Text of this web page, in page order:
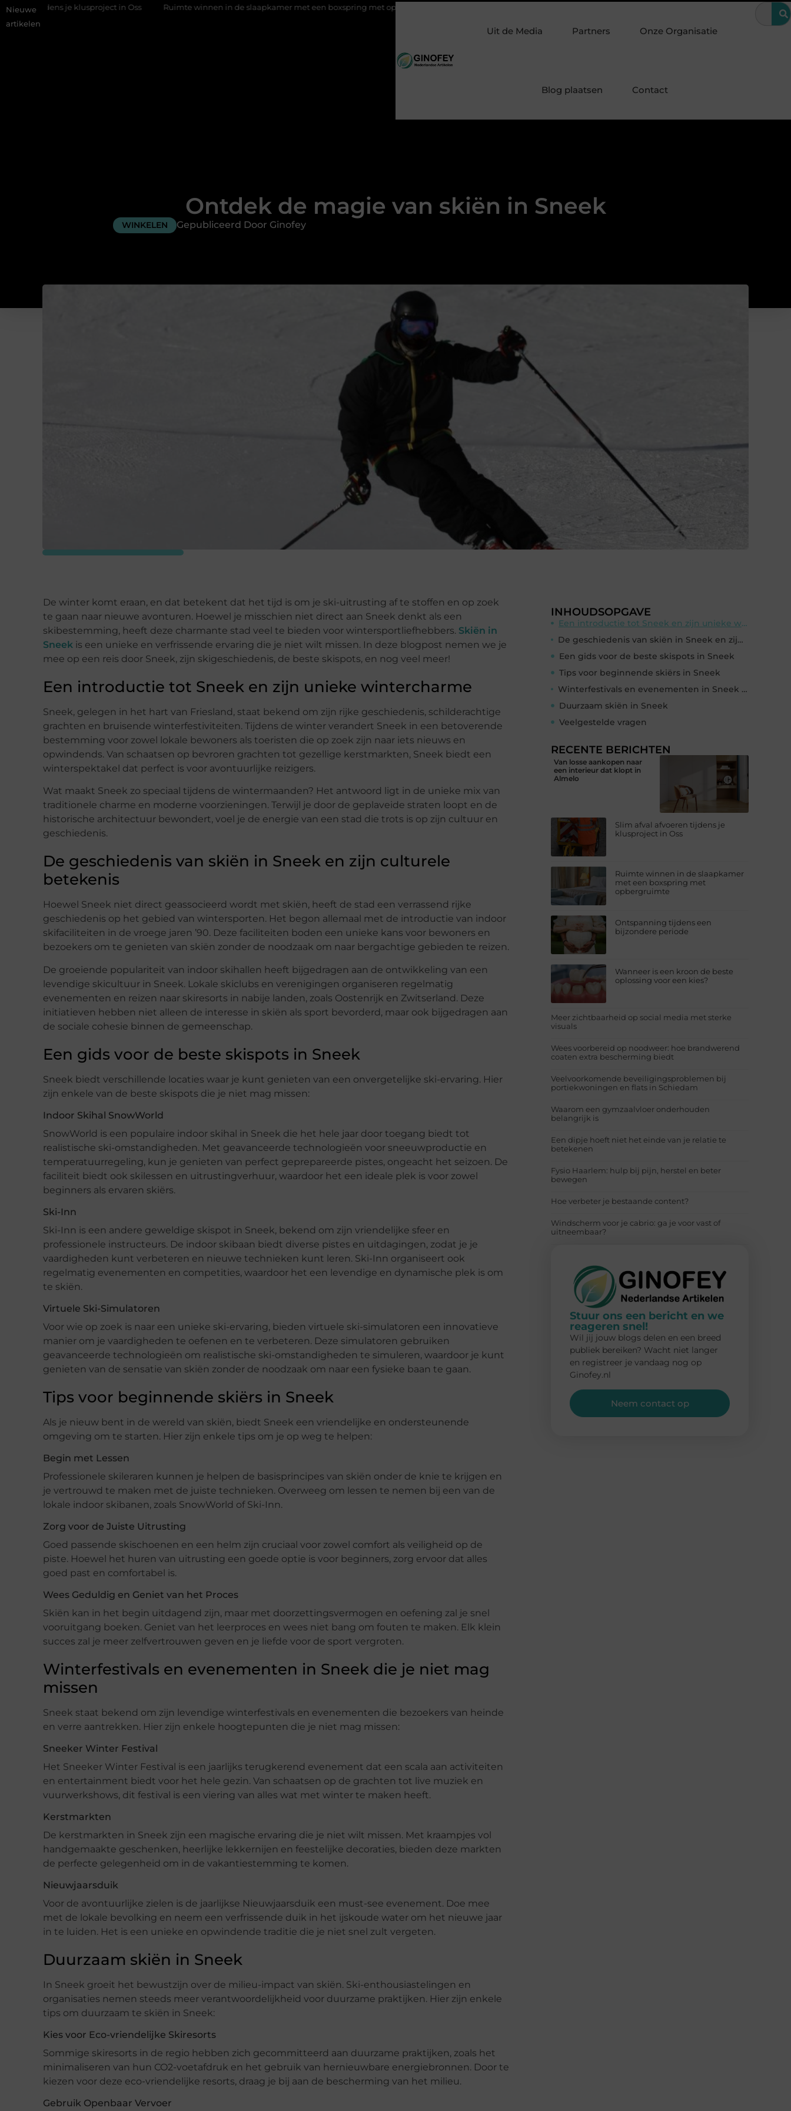
Nieuwe
artikelen
je klusproject in Oss Ruimte winnen in de slaapkamer met een boxspring met opbergruimte Wanneer is een kroon de beste oplossing voor
Uit de Media Partners Onze Organisatie
Blog plaatsen Contact
Ontdek de magie van skiën in Sneek
WINKELEN Gepubliceerd Door Ginofey
De winter komt eraan, en dat betekent dat het tijd is om je ski-uitrusting af te stoffen en op zoek
te gaan naar nieuwe avonturen. Hoewel je misschien niet direct aan Sneek denkt als een
skibestemming, heeft deze charmante stad veel te bieden voor wintersportliefhebbers. Skiën in
Sneek is een unieke en verfrissende ervaring die je niet wilt missen. In deze blogpost nemen we je
mee op een reis door Sneek, zijn skigeschiedenis, de beste skispots, en nog veel meer!
Een introductie tot Sneek en zijn unieke wintercharme
Sneek, gelegen in het hart van Friesland, staat bekend om zijn rijke geschiedenis, schilderachtige
grachten en bruisende winterfestiviteiten. Tijdens de winter verandert Sneek in een betoverende
bestemming voor zowel lokale bewoners als toeristen die op zoek zijn naar iets nieuws en
opwindends. Van schaatsen op bevroren grachten tot gezellige kerstmarkten, Sneek biedt een
winterspektakel dat perfect is voor avontuurlijke reizigers.
Wat maakt Sneek zo speciaal tijdens de wintermaanden? Het antwoord ligt in de unieke mix van
traditionele charme en moderne voorzieningen. Terwijl je door de geplaveide straten loopt en de
historische architectuur bewondert, voel je de energie van een stad die trots is op zijn cultuur en
geschiedenis.
De geschiedenis van skiën in Sneek en zijn culturele
betekenis
Hoewel Sneek niet direct geassocieerd wordt met skiën, heeft de stad een verrassend rijke
geschiedenis op het gebied van wintersporten. Het begon allemaal met de introductie van indoor
skifaciliteiten in de vroege jaren ’90. Deze faciliteiten boden een unieke kans voor bewoners en
bezoekers om te genieten van skiën zonder de noodzaak om naar bergachtige gebieden te reizen.
De groeiende populariteit van indoor skihallen heeft bijgedragen aan de ontwikkeling van een
levendige skicultuur in Sneek. Lokale skiclubs en verenigingen organiseren regelmatig
evenementen en reizen naar skiresorts in nabije landen, zoals Oostenrijk en Zwitserland. Deze
initiatieven hebben niet alleen de interesse in skiën als sport bevorderd, maar ook bijgedragen aan
de sociale cohesie binnen de gemeenschap.
Een gids voor de beste skispots in Sneek
Sneek biedt verschillende locaties waar je kunt genieten van een onvergetelijke ski-ervaring. Hier
zijn enkele van de beste skispots die je niet mag missen:
Indoor Skihal SnowWorld
SnowWorld is een populaire indoor skihal in Sneek die het hele jaar door toegang biedt tot
realistische ski-omstandigheden. Met geavanceerde technologieën voor sneeuwproductie en
temperatuurregeling, kun je genieten van perfect geprepareerde pistes, ongeacht het seizoen. De
faciliteit biedt ook skilessen en uitrustingverhuur, waardoor het een ideale plek is voor zowel
beginners als ervaren skiërs.
Ski-Inn
Ski-Inn is een andere geweldige skispot in Sneek, bekend om zijn vriendelijke sfeer en
professionele instructeurs. De indoor skibaan biedt diverse pistes en uitdagingen, zodat je je
vaardigheden kunt verbeteren en nieuwe technieken kunt leren. Ski-Inn organiseert ook
regelmatig evenementen en competities, waardoor het een levendige en dynamische plek is om
te skiën.
Virtuele Ski-Simulatoren
Voor wie op zoek is naar een unieke ski-ervaring, bieden virtuele ski-simulatoren een innovatieve
manier om je vaardigheden te oefenen en te verbeteren. Deze simulatoren gebruiken
geavanceerde technologieën om realistische ski-omstandigheden te simuleren, waardoor je kunt
genieten van de sensatie van skiën zonder de noodzaak om naar een fysieke baan te gaan.
Tips voor beginnende skiërs in Sneek
Als je nieuw bent in de wereld van skiën, biedt Sneek een vriendelijke en ondersteunende
omgeving om te starten. Hier zijn enkele tips om je op weg te helpen:
Begin met Lessen
Professionele skileraren kunnen je helpen de basisprincipes van skiën onder de knie te krijgen en
je vertrouwd te maken met de juiste technieken. Overweeg om lessen te nemen bij een van de
lokale indoor skibanen, zoals SnowWorld of Ski-Inn.
Zorg voor de Juiste Uitrusting
Goed passende skischoenen en een helm zijn cruciaal voor zowel comfort als veiligheid op de
piste. Hoewel het huren van uitrusting een goede optie is voor beginners, zorg ervoor dat alles
goed past en comfortabel is.
Wees Geduldig en Geniet van het Proces
Skiën kan in het begin uitdagend zijn, maar met doorzettingsvermogen en oefening zal je snel
vooruitgang boeken. Geniet van het leerproces en wees niet bang om fouten te maken. Elk klein
succes zal je meer zelfvertrouwen geven en je liefde voor de sport vergroten.
Winterfestivals en evenementen in Sneek die je niet mag
missen
Sneek staat bekend om zijn levendige winterfestivals en evenementen die bezoekers van heinde
en verre aantrekken. Hier zijn enkele hoogtepunten die je niet mag missen:
Sneeker Winter Festival
Het Sneeker Winter Festival is een jaarlijks terugkerend evenement dat een scala aan activiteiten
en entertainment biedt voor het hele gezin. Van schaatsen op de grachten tot live muziek en
vuurwerkshows, dit festival is een viering van alles wat met winter te maken heeft.
Kerstmarkten
De kerstmarkten in Sneek zijn een magische ervaring die je niet wilt missen. Met kraampjes vol
handgemaakte geschenken, heerlijke lekkernijen en feestelijke decoraties, bieden deze markten
de perfecte gelegenheid om in de vakantiestemming te komen.
Nieuwjaarsduik
Voor de avontuurlijke zielen is de jaarlijkse Nieuwjaarsduik een must-see evenement. Doe mee
met de lokale bevolking en neem een verfrissende duik in het ijskoude water om het nieuwe jaar
in te luiden. Het is een unieke en opwindende traditie die je niet snel zult vergeten.
Duurzaam skiën in Sneek
In Sneek groeit het bewustzijn over de milieu-impact van skiën. Ski-enthousiastelingen en
organisaties nemen steeds meer verantwoordelijkheid voor duurzame praktijken. Hier zijn enkele
tips om duurzaam te skiën in Sneek:
Kies voor Eco-vriendelijke Skiresorts
Sommige skiresorts in de regio hebben zich gecommitteerd aan duurzame praktijken, zoals het
minimaliseren van hun CO2-voetafdruk en het gebruik van hernieuwbare energiebronnen. Door te
kiezen voor deze eco-vriendelijke resorts, draag je bij aan de bescherming van het milieu.
Gebruik Openbaar Vervoer
INHOUDSOPGAVE
Een introductie tot Sneek en zijn unieke wintercharme
De geschiedenis van skiën in Sneek en zijn culturele betekenis
Een gids voor de beste skispots in Sneek
Tips voor beginnende skiërs in Sneek
Winterfestivals en evenementen in Sneek die je niet mag missen
Duurzaam skiën in Sneek
Veelgestelde vragen
RECENTE BERICHTEN
Van losse aankopen naar
een interieur dat klopt in
Almelo
Slim afval afvoeren tijdens je
klusproject in Oss
Ruimte winnen in de slaapkamer
met een boxspring met
opbergruimte
Ontspanning tijdens een
bijzondere periode
Wanneer is een kroon de beste
oplossing voor een kies?
Meer zichtbaarheid op social media met sterke
visuals
Wees voorbereid op noodweer: hoe brandwerend
coaten extra bescherming biedt
Veelvoorkomende beveiligingsproblemen bij
portiekwoningen en flats in Schiedam
Waarom een gymzaalvloer onderhouden
belangrijk is
Een dipje hoeft niet het einde van je relatie te
betekenen
Fysio Haarlem: hulp bij pijn, herstel en beter
bewegen
Hoe verbeter je bestaande content?
Windscherm voor je cabrio: ga je voor vast of
uitneembaar?
Stuur ons een bericht en we
reageren snel!
Wil jij jouw blogs delen en een breed
publiek bereiken? Wacht niet langer
en registreer je vandaag nog op
Ginofey.nl
Neem contact op